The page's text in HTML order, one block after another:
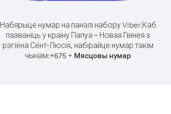
Набярыце нумар на панэлі набору Viber.Каб
пазваніць у краіну Папуа – Новая Гвінея з
рэгіёна Сент-Люсія, набірайце нумар такім
чынам:+675 + Мясцовы нумар